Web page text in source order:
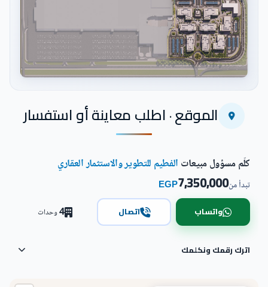
اضغط للتكبيرالموقع · اطلب معاينة أو استفسار
كلّم مسؤول مبيعات الفطيم للتطوير والاستثمار العقاري
تبدأ من7,350,000
EGP
واتساب اتصال 4وحدات
اترك رقمك ونكلمك